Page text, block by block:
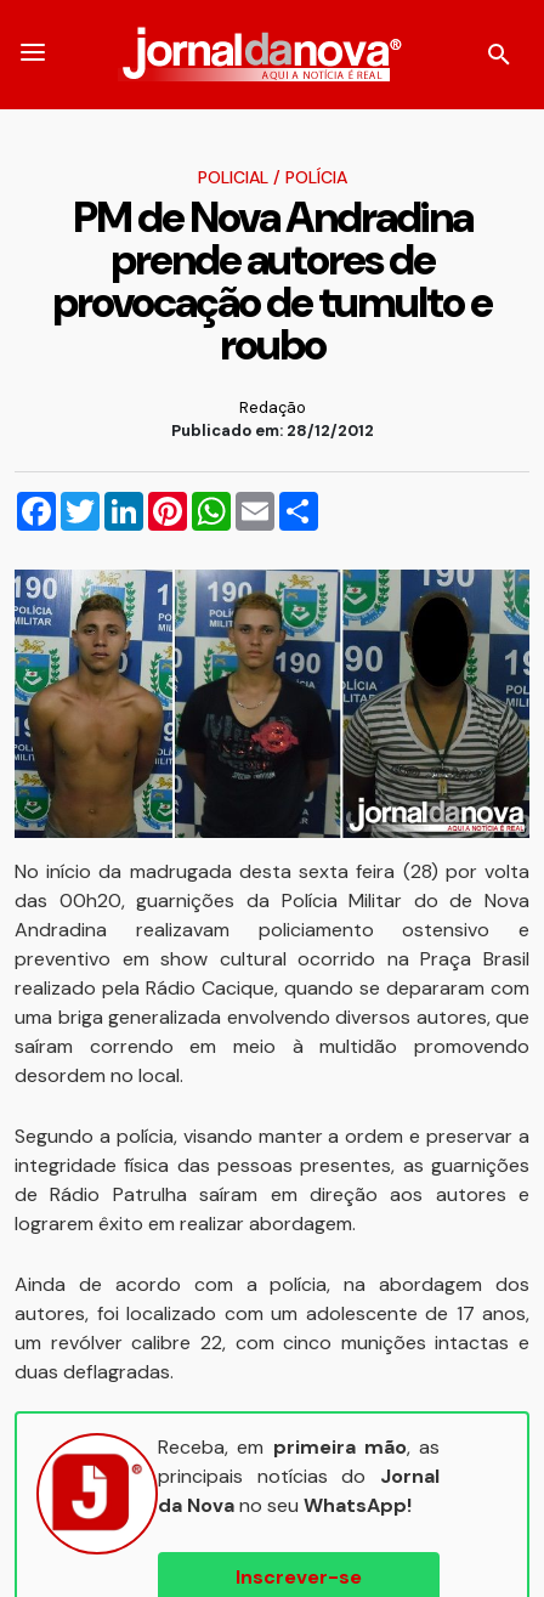
POLICIAL/ POLÍCIA
PM de Nova Andradina
prende autores de
provocação de tumulto e
roubo
Redação
Publicado em: 28/12/2012
Facebook
TwitterLinkedInPinterestWhatsApp
Email
No início da madrugada desta sexta feira (28) por volta
das 00h20, guarnições da Polícia Militar do de Nova
Andradina realizavam policiamento ostensivo e
preventivo em show cultural ocorrido na Praça Brasil
realizado pela Rádio Cacique, quando se depararam com
uma briga generalizada envolvendo diversos autores, que
saíram correndo em meio à multidão promovendo
desordem no local.
Segundo a polícia, visando manter a ordem e preservar a
integridade física das pessoas presentes, as guarnições
de Rádio Patrulha saíram em direção aos autores e
lograrem êxito em realizar abordagem.
Ainda de acordo com a polícia, na abordagem dos
autores, foi localizado com um adolescente de 17 anos,
um revólver calibre 22, com cinco munições intactas e
duas deflagradas.
Receba, em primeira mão, as
principais notícias do Jornal
da Novano seu WhatsApp!
Inscrever-se